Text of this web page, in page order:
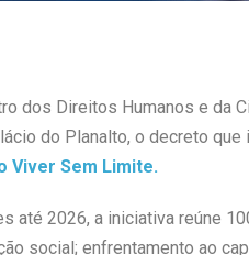
dos Direitos Humanos e da
do Planalto, o decreto que
Viver Sem Limite.
até 2026, a iniciativa reúne
social; enfrentamento ao